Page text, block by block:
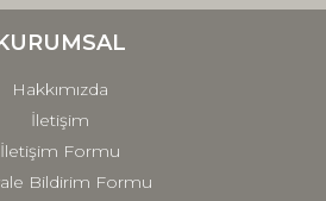
daha pahalı.
Hakkımızda
İletişim
İletişim Formu
Bildirim Formu